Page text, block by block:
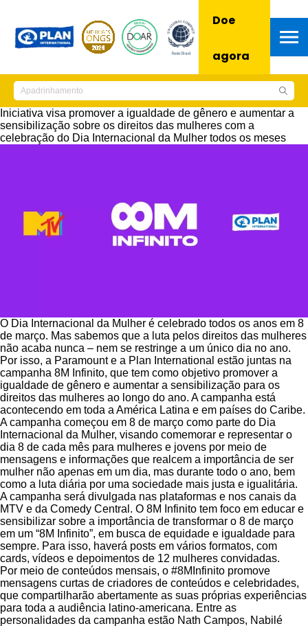
Doe
agora
Iniciativa visa promover a igualdade de gênero e aumentar a
sensibilização sobre os direitos das mulheres com a
celebração do Dia Internacional da Mulher todos os meses
O Dia Internacional da Mulher é celebrado todos os anos em 8
de março. Mas sabemos que a luta pelos direitos das mulheres
não acaba nunca – nem se restringe a um único dia no ano.
Por isso, a Paramount e a Plan International estão juntas na
campanha 8M Infinito, que tem como objetivo promover a
igualdade de gênero e aumentar a sensibilização para os
direitos das mulheres ao longo do ano. A campanha está
acontecendo em toda a América Latina e em países do Caribe.
A campanha começou em 8 de março como parte do Dia
Internacional da Mulher, visando comemorar e representar o
dia 8 de cada mês para mulheres e jovens por meio de
mensagens e informações que realcem a importância de ser
mulher não apenas em um dia, mas durante todo o ano, bem
como a luta diária por uma sociedade mais justa e igualitária.
A campanha será divulgada nas plataformas e nos canais da
MTV e da Comedy Central. O 8M Infinito tem foco em educar e
sensibilizar sobre a importância de transformar o 8 de março
em um “8M Infinito”, em busca de equidade e igualdade para
sempre. Para isso, haverá posts em vários formatos, com
cards, vídeos e depoimentos de 12 mulheres convidadas.
Por meio de conteúdos mensais, o #8MInfinito promove
mensagens curtas de criadores de conteúdos e celebridades,
que compartilharão abertamente as suas próprias experiências
para toda a audiência latino-americana. Entre as
personalidades da campanha estão Nath Campos, Nabilé